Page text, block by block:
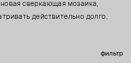
сверкающая мозаика,
действительно долго.
фильтр